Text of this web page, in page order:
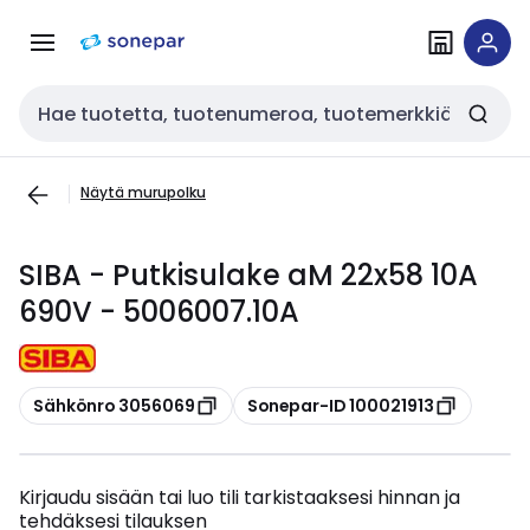
navigointiinsisältöön
Haku
Näytä murupolku
SIBA - Putkisulake aM 22x58 10A
690V - 5006007.10A
Kopioi
Sähkönro 3056069 Kopioi
Sonepar-ID 100021913
Kirjaudu sisään tai luo tili tarkistaaksesi hinnan ja
tehdäksesi tilauksen